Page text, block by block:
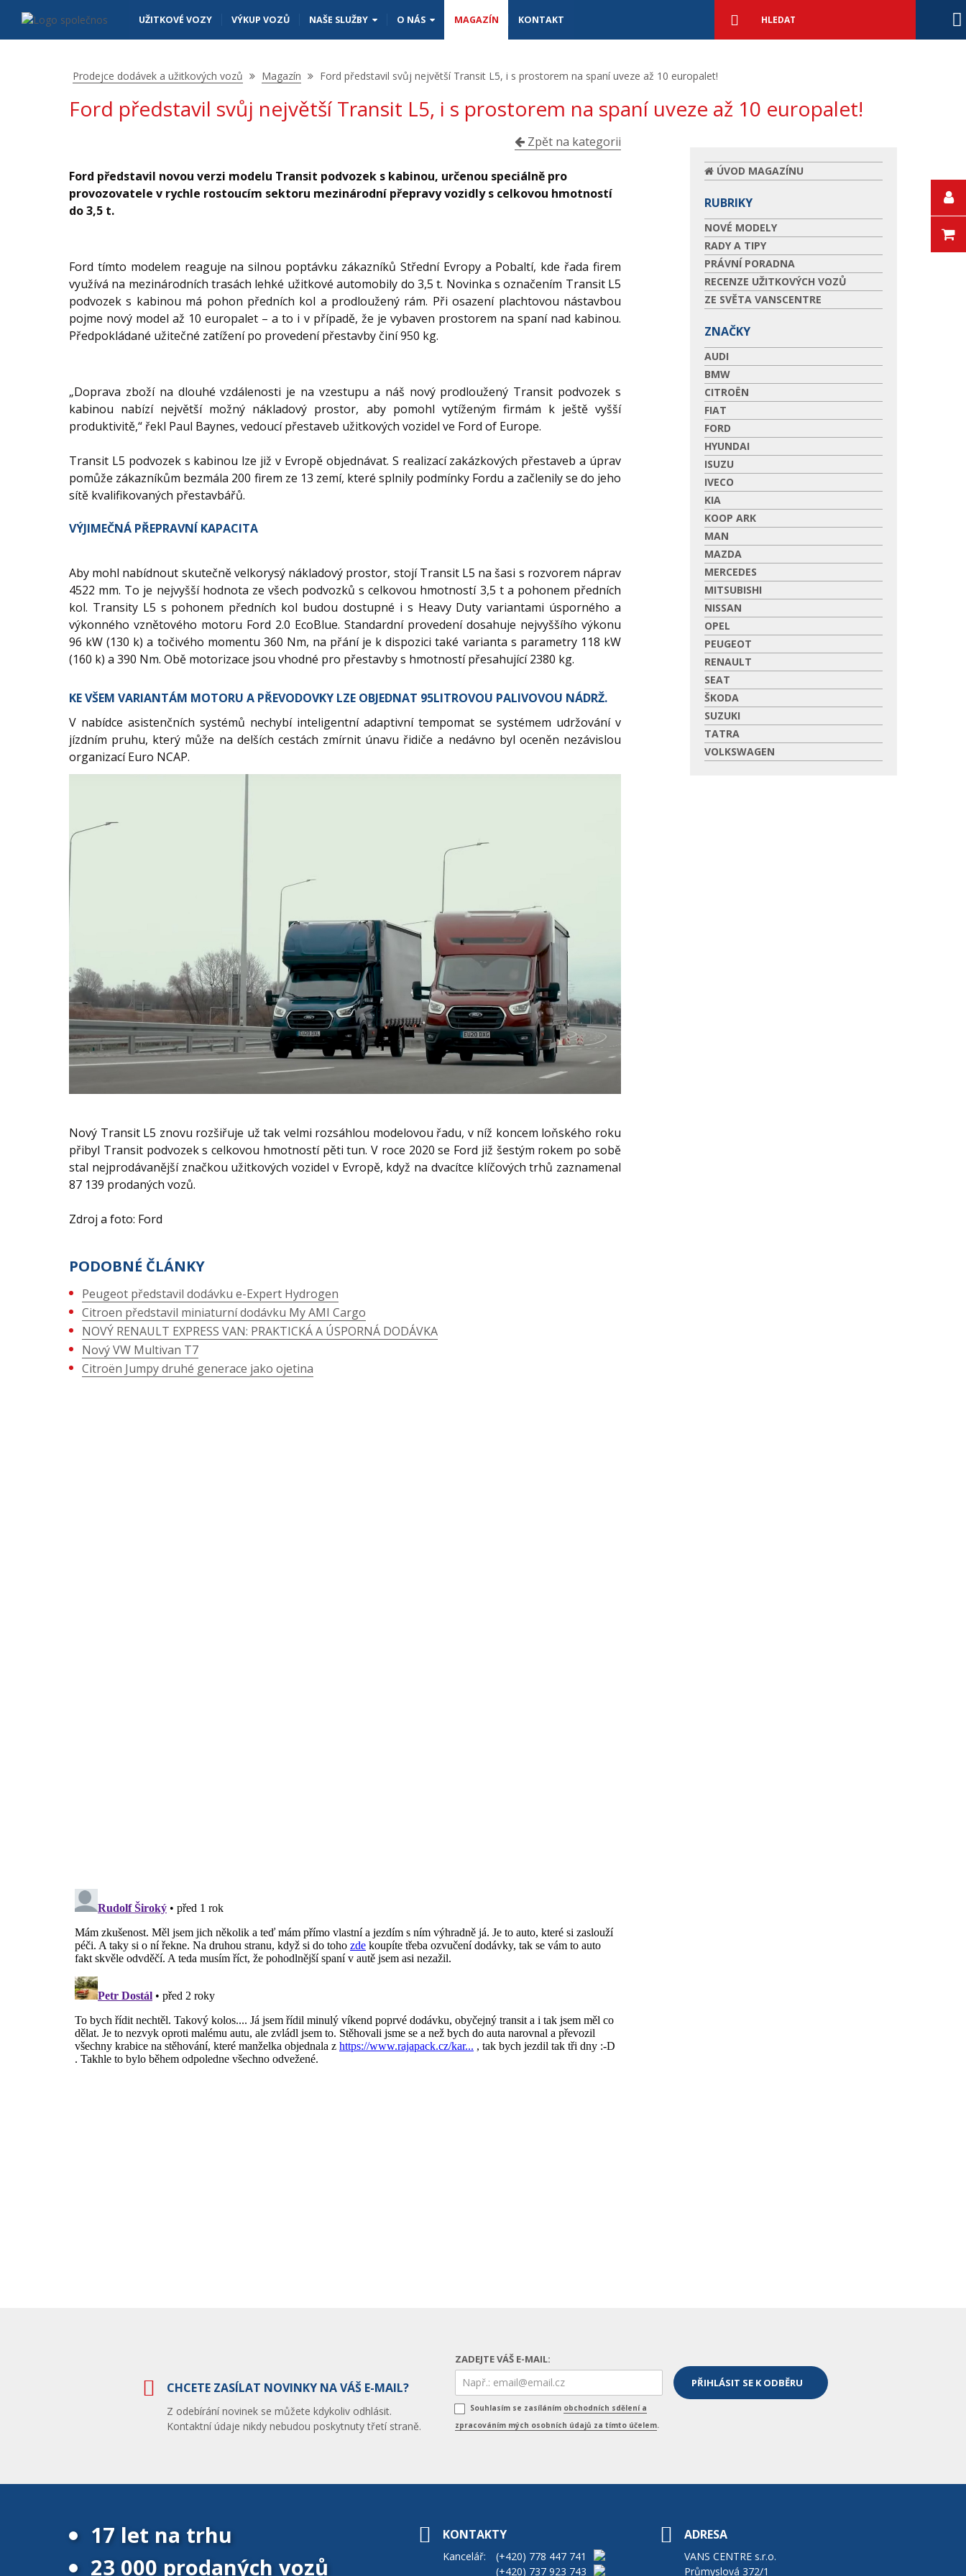
UŽITKOVÉ VOZY VÝKUP VOZŮ NAŠE SLUŽBY O NÁS MAGAZÍN KONTAKT vyhledávání
Vyhledat
Nacházíte
zde:
Prodejce dodávek a užitkových vozů Magazín Ford představil svůj největší Transit L5, i s prostorem na spaní uveze až 10 europalet!
Ford představil svůj největší Transit L5, i s prostorem na spaní uveze až 10 europalet!
Zpět na kategorii
Ford představil novou verzi modelu Transit podvozek s kabinou, určenou speciálně pro
provozovatele v rychle rostoucím sektoru mezinárodní přepravy vozidly s celkovou hmotností
do 3,5 t.
Ford tímto modelem reaguje na silnou poptávku zákazníků Střední Evropy a Pobaltí, kde řada firem
využívá na mezinárodních trasách lehké užitkové automobily do 3,5 t. Novinka s označením Transit L5
podvozek s kabinou má pohon předních kol a prodloužený rám. Při osazení plachtovou nástavbou
pojme nový model až 10 europalet – a to i v případě, že je vybaven prostorem na spaní nad kabinou.
Předpokládané užitečné zatížení po provedení přestavby činí 950 kg.
„Doprava zboží na dlouhé vzdálenosti je na vzestupu a náš nový prodloužený Transit podvozek s
kabinou nabízí největší možný nákladový prostor, aby pomohl vytíženým firmám k ještě vyšší
produktivitě,“ řekl Paul Baynes, vedoucí přestaveb užitkových vozidel ve Ford of Europe.
Transit L5 podvozek s kabinou lze již v Evropě objednávat. S realizací zakázkových přestaveb a úprav
pomůže zákazníkům bezmála 200 firem ze 13 zemí, které splnily podmínky Fordu a začlenily se do jeho
sítě kvalifikovaných přestavbářů.
VÝJIMEČNÁ PŘEPRAVNÍ KAPACITA
Aby mohl nabídnout skutečně velkorysý nákladový prostor, stojí Transit L5 na šasi s rozvorem náprav
4522 mm. To je nejvyšší hodnota ze všech podvozků s celkovou hmotností 3,5 t a pohonem předních
kol. Transity L5 s pohonem předních kol budou dostupné i s Heavy Duty variantami úsporného a
výkonného vznětového motoru Ford 2.0 EcoBlue. Standardní provedení dosahuje nejvyššího výkonu
96 kW (130 k) a točivého momentu 360 Nm, na přání je k dispozici také varianta s parametry 118 kW
(160 k) a 390 Nm. Obě motorizace jsou vhodné pro přestavby s hmotností přesahující 2380 kg.
KE VŠEM VARIANTÁM MOTORU A PŘEVODOVKY LZE OBJEDNAT 95LITROVOU PALIVOVOU NÁDRŽ.
V nabídce asistenčních systémů nechybí inteligentní adaptivní tempomat se systémem udržování v
jízdním pruhu, který může na delších cestách zmírnit únavu řidiče a nedávno byl oceněn nezávislou
organizací Euro NCAP.
Nový Transit L5 znovu rozšiřuje už tak velmi rozsáhlou modelovou řadu, v níž koncem loňského roku
přibyl Transit podvozek s celkovou hmotností pěti tun. V roce 2020 se Ford již šestým rokem po sobě
stal nejprodávanější značkou užitkových vozidel v Evropě, když na dvacítce klíčových trhů zaznamenal
87 139 prodaných vozů.
Zdroj a foto: Ford
PODOBNÉ ČLÁNKY
Peugeot představil dodávku e-Expert Hydrogen
Citroen představil miniaturní dodávku My AMI Cargo
NOVÝ RENAULT EXPRESS VAN: PRAKTICKÁ A ÚSPORNÁ DODÁVKA
Nový VW Multivan T7
Citroën Jumpy druhé generace jako ojetina
ÚVOD MAGAZÍNU
RUBRIKY
NOVÉ MODELY
RADY A TIPY
PRÁVNÍ PORADNA
RECENZE UŽITKOVÝCH VOZŮ
ZE SVĚTA VANSCENTRE
ZNAČKY
AUDI
BMW
CITROËN
FIAT
FORD
HYUNDAI
ISUZU
IVECO
KIA
KOOP ARK
MAN
MAZDA
MERCEDES
MITSUBISHI
NISSAN
OPEL
PEUGEOT
RENAULT
SEAT
ŠKODA
SUZUKI
TATRA
VOLKSWAGEN
CHCETE ZASÍLAT NOVINKY NA VÁŠ E-MAIL?
Z odebírání novinek se můžete kdykoliv odhlásit.
Kontaktní údaje nikdy nebudou poskytnuty třetí straně.
ZADEJTE VÁŠ E-MAIL:
Souhlasím se zasíláním obchodních sdělení a
zpracováním mých osobních údajů za tímto účelem.
17 let na trhu
23 000 prodaných vozů
KONTAKTY
Kancelář: (+420) 778 447 741
(+420) 737 923 743
ADRESA
VANS CENTRE s.r.o.
Průmyslová 372/1